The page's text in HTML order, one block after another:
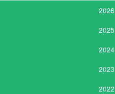
2026
2025
2024
2023
2022